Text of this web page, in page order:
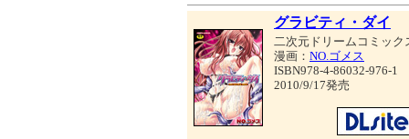
グラビティ・ダイ
二次元ドリームコミック
漫画： NO.ゴメス
ISBN978-4-86032-976-1
2010/9/17発売